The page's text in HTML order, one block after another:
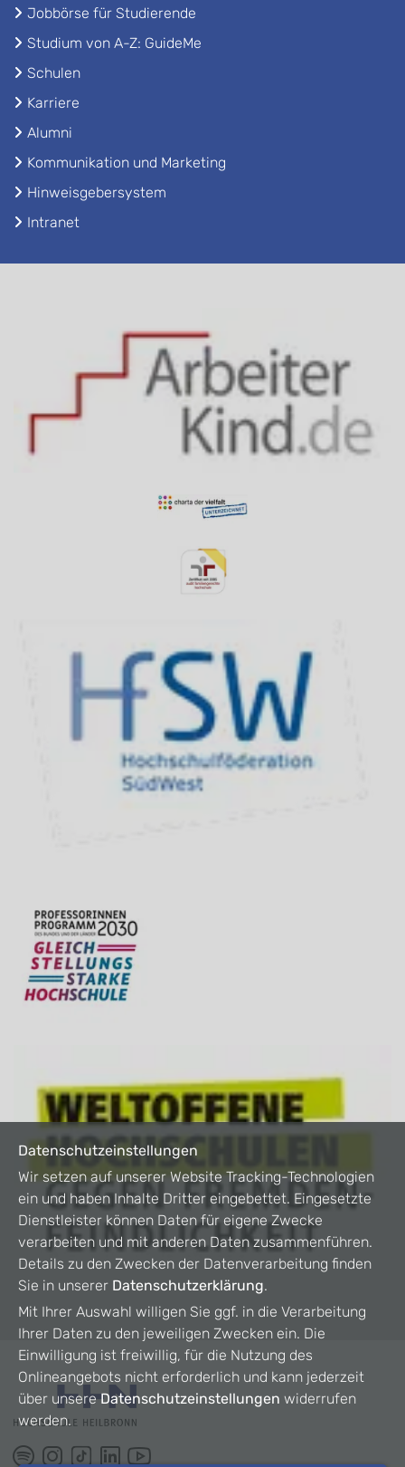
Jobbörse für Studierende
Studium von A-Z: GuideMe
Schulen
Karriere
Alumni
Kommunikation und Marketing
Hinweisgebersystem
Intranet
Datenschutzeinstellungen
Wir setzen auf unserer Website Tracking-Technologien
ein und haben Inhalte Dritter eingebettet. Eingesetzte
Dienstleister können Daten für eigene Zwecke
verarbeiten und mit anderen Daten zusammenführen.
Details zu den Zwecken der Datenverarbeitung finden
Sie in unserer Datenschutzerklärung.
Mit Ihrer Auswahl willigen Sie ggf. in die Verarbeitung
Ihrer Daten zu den jeweiligen Zwecken ein. Die
Einwilligung ist freiwillig, für die Nutzung des
Onlineangebots nicht erforderlich und kann jederzeit
über unsereDatenschutzeinstellungen widerrufen
werden.